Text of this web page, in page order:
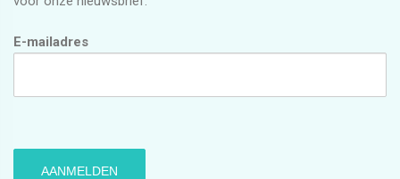
E-mailadres